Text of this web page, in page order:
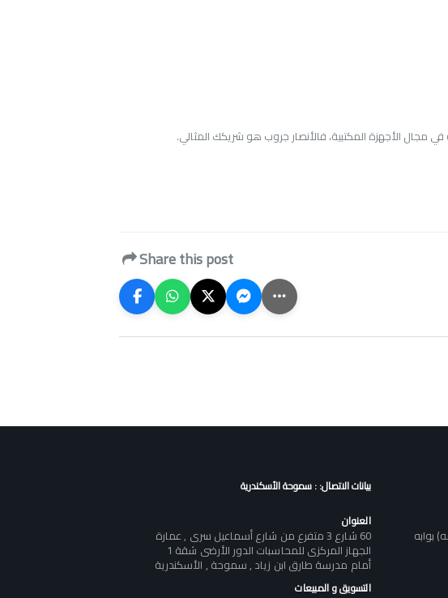
مجال الأجهزة المكتبية، فالأنصار جروب هو شريكك المثالي.
Share this post
بوابه
بيانات الاتصال: : سموحة الأسكندرية
العنوان
60 شارع 3 متفرع من شارع أسماعيل سرى , عمارة
الجهاز المركزى للمحاسبات الدور الأرضى شقة 1
أمام مدرسة طارق ابن زياد , سموحة , الأسكندرية
التسويق و المبيعات